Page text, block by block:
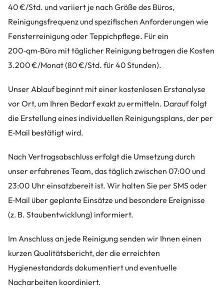
40 €/Std. und variiert je nach Größe des Büros,
Reinigungsfrequenz und spezifischen Anforderungen wie
Fensterreinigung oder Teppichpflege. Für ein
200‑qm‑Büro mit täglicher Reinigung betragen die Kosten
3.200 €/Monat (80 €/Std. für 40 Stunden).
Unser Ablauf beginnt mit einer kostenlosen Erstanalyse
vor Ort, um Ihren Bedarf exakt zu ermitteln. Darauf folgt
die Erstellung eines individuellen Reinigungsplans, der per
E‑Mail bestätigt wird.
Nach Vertragsabschluss erfolgt die Umsetzung durch
unser erfahrenes Team, das täglich zwischen 07:00 und
23:00 Uhr einsatzbereit ist. Wir halten Sie per SMS oder
E‑Mail über geplante Einsätze und besondere Ereignisse
(z. B. Staubentwicklung) informiert.
Im Anschluss an jede Reinigung senden wir Ihnen einen
kurzen Qualitätsbericht, der die erreichten
Hygienestandards dokumentiert und eventuelle
Nacharbeiten koordiniert.